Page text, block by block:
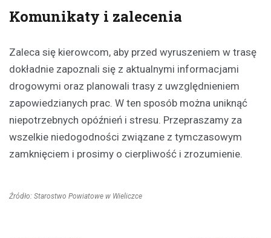
Komunikaty i zalecenia
Zaleca się kierowcom, aby przed wyruszeniem w trasę
dokładnie zapoznali się z aktualnymi informacjami
drogowymi oraz planowali trasy z uwzględnieniem
zapowiedzianych prac. W ten sposób można uniknąć
niepotrzebnych opóźnień i stresu. Przepraszamy za
wszelkie niedogodności związane z tymczasowym
zamknięciem i prosimy o cierpliwość i zrozumienie.
Źródło: Starostwo Powiatowe w Wieliczce